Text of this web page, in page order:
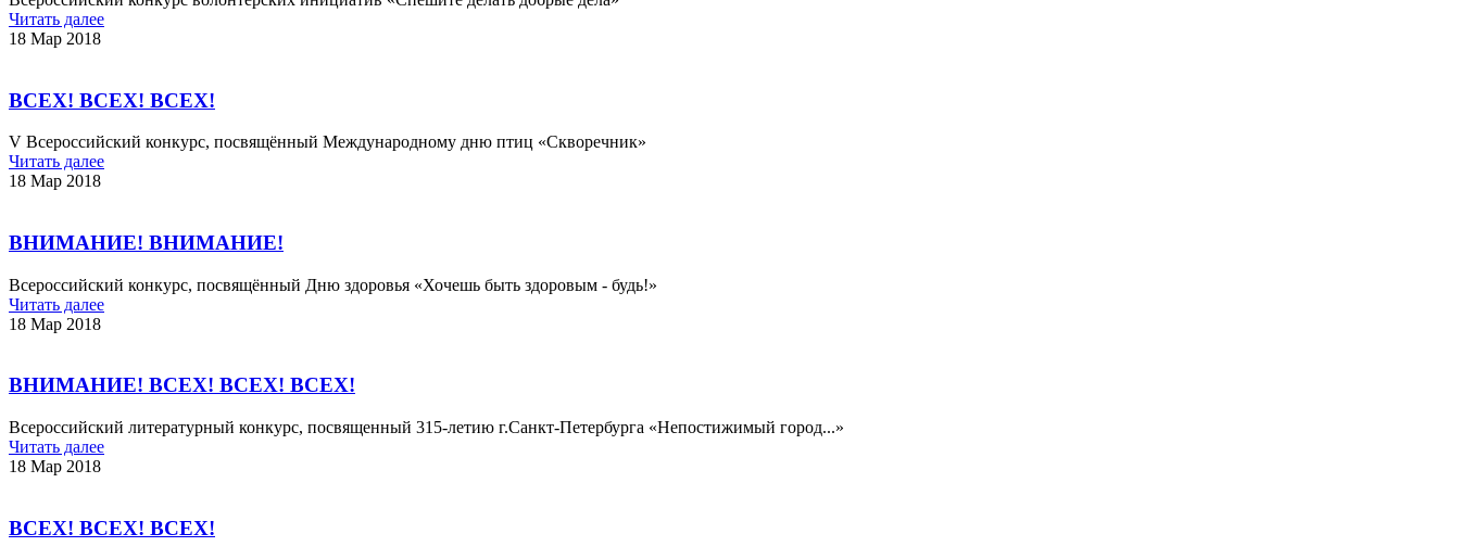
Читать далее
18 Мар 2018
ВСЕХ! ВСЕХ! ВСЕХ!
V Всероссийский конкурс, посвящённый Международному дню птиц «Скворечник»
Читать далее
18 Мар 2018
ВНИМАНИЕ! ВНИМАНИЕ!
Всероссийский конкурс, посвящённый Дню здоровья «Хочешь быть здоровым - будь!»
Читать далее
18 Мар 2018
ВНИМАНИЕ! ВСЕХ! ВСЕХ! ВСЕХ!
Всероссийский литературный конкурс, посвященный 315-летию г.Санкт-Петербурга «Непостижимый город...»
Читать далее
18 Мар 2018
ВСЕХ! ВСЕХ! ВСЕХ!